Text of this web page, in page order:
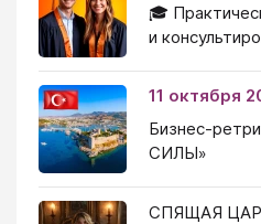
🎓
и
11 октября
Бизнес-
СИЛЫ»
СПЯЩАЯ